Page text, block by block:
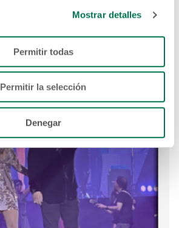
Mostrar detalles
Permitir todas
Permitir la selección
Denegar